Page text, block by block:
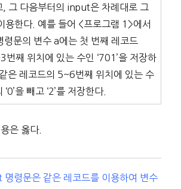
, 그 다음부터의 input은 차례대로 그
용한다. 예를 들어 <프로그램 1>에서
문의 변수 a에는 첫 번째 레코드
번째 위치에 있는 수인 ‘701’을 저장하
은 레코드의 5~6번째 위치에 있는 수
‘0’을 빼고 ‘2’를 저장한다.
은 옳다.
명령문은 같은 레코드를 이용하여 변수